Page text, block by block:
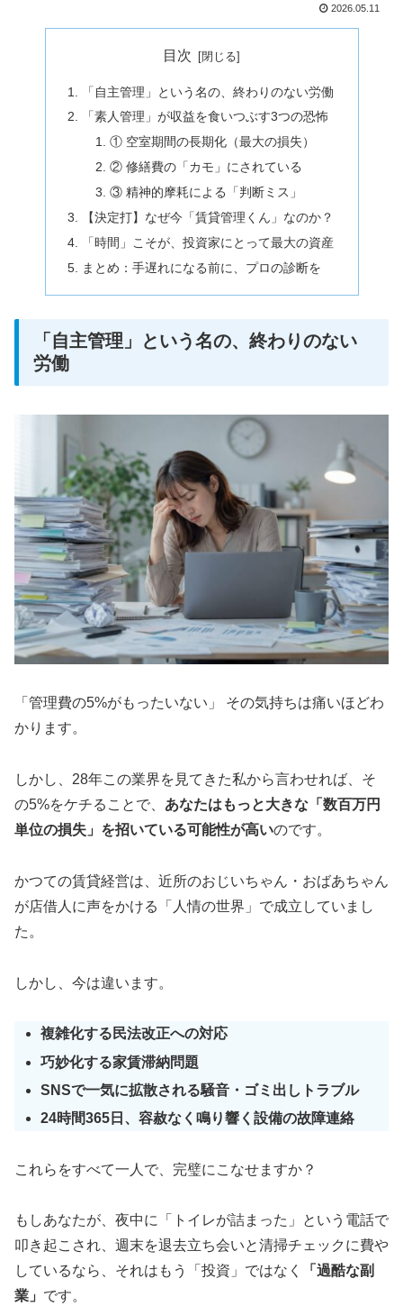
2026.05.11
目次
「自主管理」という名の、終わりのない労働
「素人管理」が収益を食いつぶす3つの恐怖
① 空室期間の長期化（最大の損失）
② 修繕費の「カモ」にされている
③ 精神的摩耗による「判断ミス」
【決定打】なぜ今「賃貸管理くん」なのか？
「時間」こそが、投資家にとって最大の資産
まとめ：手遅れになる前に、プロの診断を
「自主管理」という名の、終わりのない
労働
「管理費の5%がもったいない」 その気持ちは痛いほどわ
かります。
しかし、28年この業界を見てきた私から言わせれば、そ
の5%をケチることで、 あなたはもっと大きな「数百万円
単位の損失」を招いている可能性が高いのです。
かつての賃貸経営は、近所のおじいちゃん・おばあちゃん
が店借人に声をかける「人情の世界」で成立していまし
た。
しかし、今は違います。
複雑化する民法改正への対応
巧妙化する家賃滞納問題
SNSで一気に拡散される騒音・ゴミ出しトラブル
24時間365日、容赦なく鳴り響く設備の故障連絡
これらをすべて一人で、完璧にこなせますか？
もしあなたが、夜中に「トイレが詰まった」という電話で
叩き起こされ、週末を退去立ち会いと清掃チェックに費や
しているなら、それはもう「投資」ではなく
「過酷な副
業」 です。